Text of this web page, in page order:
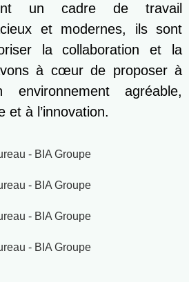
un cadre de travail
et modernes, ils sont
la collaboration et la
à cœur de proposer à
agréable,
et à l’innovation.